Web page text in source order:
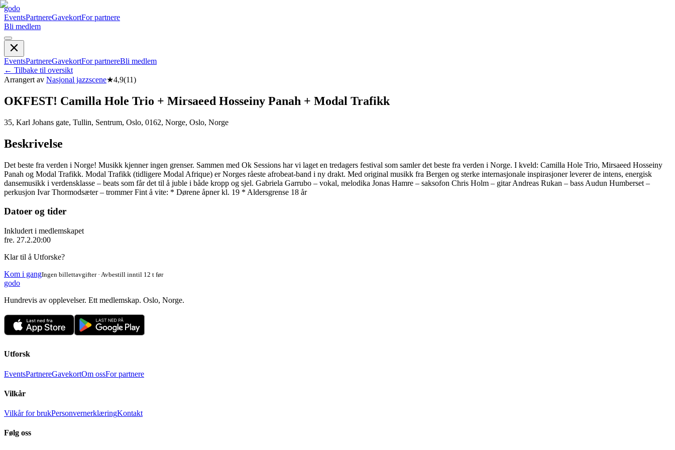
godo
EventsPartnereGavekortFor partnere
Bli medlem
EventsPartnereGavekortFor partnereBli medlem
← Tilbake til oversikt
Arrangert av Nasjonal jazzscene★4,9(11)
OKFEST! Camilla Hole Trio + Mirsaeed Hosseiny Panah + Modal Trafikk
35, Karl Johans gate, Tullin, Sentrum, Oslo, 0162, Norge, Oslo, Norge
Beskrivelse
Det beste fra verden i Norge! Musikk kjenner ingen grenser. Sammen med Ok Sessions har vi laget en tredagers festival som samler det beste fra verden i Norge. I kveld: Camilla Hole Trio, Mirsaeed Hosseiny
Panah og Modal Trafikk. Modal Trafikk (tidligere Modal Afrique) er Norges råeste afrobeat-band i ny drakt. Med original musikk fra Bergen og sterke internasjonale inspirasjoner leverer de intens, energisk
dansemusikk i verdensklasse – beats som får det til å juble i både kropp og sjel. Gabriela Garrubo – vokal, melodika Jonas Hamre – saksofon Chris Holm – gitar Andreas Rukan – bass Audun Humberset –
perkusjon Ivar Thormodsæter – trommer Fint å vite: * Dørene åpner kl. 19 * Aldersgrense 18 år
Datoer og tider
Inkludert i medlemskapet
fre. 27.2.20:00
Klar til å Utforske?
Kom i gangIngen billettavgifter · Avbestill inntil 12 t før
godo
Hundrevis av opplevelser. Ett medlemskap. Oslo, Norge.
Utforsk
EventsPartnereGavekortOm ossFor partnere
Vilkår
Vilkår for brukPersonvernerklæringKontakt
Følg oss